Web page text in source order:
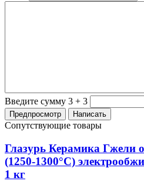
Введите сумму 3 + 3
Сопутствующие товары
Глазурь Керамика Гжели
(1250-1300°С)
1 кг